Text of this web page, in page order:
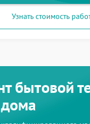
Узнать стоимость
бытовой